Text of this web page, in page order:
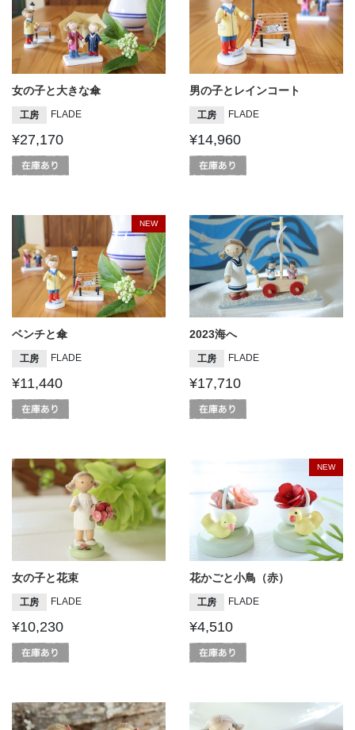
女の子と大きな傘
工房 FLADE
¥27,170
男の子とレインコート
工房 FLADE
¥14,960
NEW
ベンチと傘
工房 FLADE
¥11,440
2023海へ
工房 FLADE
¥17,710
女の子と花束
工房 FLADE
¥10,230
NEW
花かごと小鳥（赤）
工房 FLADE
¥4,510